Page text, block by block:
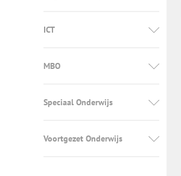
ICT
MBO
Speciaal Onderwijs
Voortgezet Onderwijs